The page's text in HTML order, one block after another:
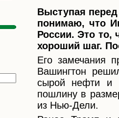
Выступая
понимаю, что
России. Это то,
хороший шаг.
Его замечания
Вашингтон
сырой нефти и
пошлину в
из Нью-Дели.